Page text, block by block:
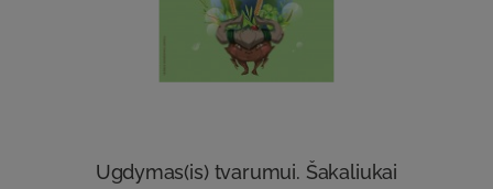
Ugdymas(is) tvarumui. Šakaliukai